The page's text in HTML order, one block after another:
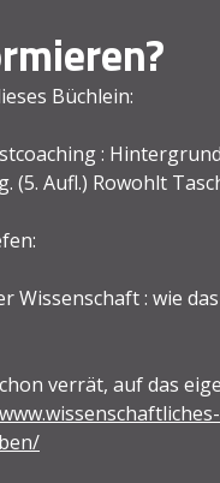
Büchlein:
:
Aufl.) Rowohlt
Wissenschaft : wie
verrät, auf das